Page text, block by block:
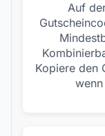
Auf
Kopiere den